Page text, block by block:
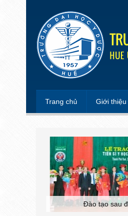
Trang chủ Giới thiệu
Đào tạo sau